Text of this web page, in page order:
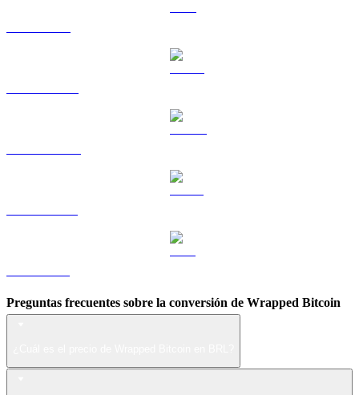
Preguntas frecuentes sobre la conversión de Wrapped Bitcoin